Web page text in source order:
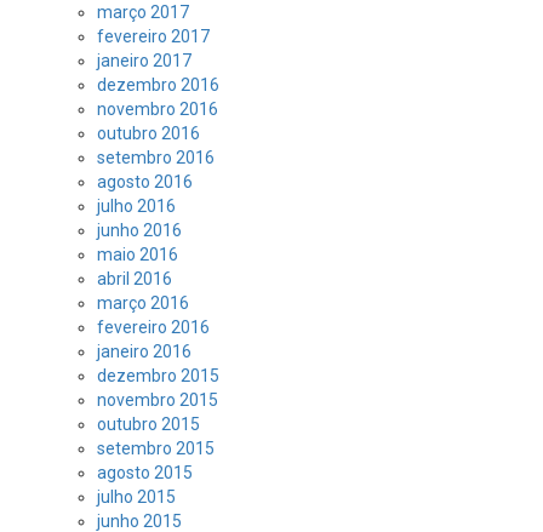
março 2017
fevereiro 2017
janeiro 2017
dezembro 2016
novembro 2016
outubro 2016
setembro 2016
agosto 2016
julho 2016
junho 2016
maio 2016
abril 2016
março 2016
fevereiro 2016
janeiro 2016
dezembro 2015
novembro 2015
outubro 2015
setembro 2015
agosto 2015
julho 2015
junho 2015